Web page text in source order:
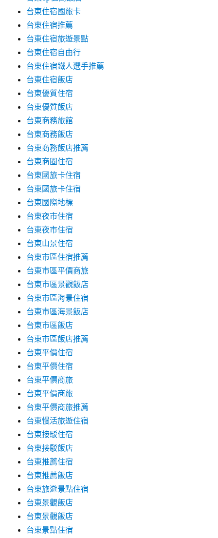
台東住宿國旅卡
台東住宿推薦
台東住宿旅遊景點
台東住宿自由行
台東住宿鐵人選手推薦
台東住宿飯店
台東優質住宿
台東優質飯店
台東商務旅館
台東商務飯店
台東商務飯店推薦
台東商圈住宿
台東國旅卡住宿
台東國旅卡住宿
台東國際地標
台東夜市住宿
台東夜市住宿
台東山景住宿
台東市區住宿推薦
台東市區平價商旅
台東市區景觀飯店
台東市區海景住宿
台東市區海景飯店
台東市區飯店
台東市區飯店推薦
台東平價住宿
台東平價住宿
台東平價商旅
台東平價商旅
台東平價商旅推薦
台東慢活旅遊住宿
台東接駁住宿
台東接駁飯店
台東推薦住宿
台東推薦飯店
台東旅遊景點住宿
台東景觀飯店
台東景觀飯店
台東景點住宿